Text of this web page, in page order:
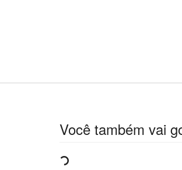
Você também vai